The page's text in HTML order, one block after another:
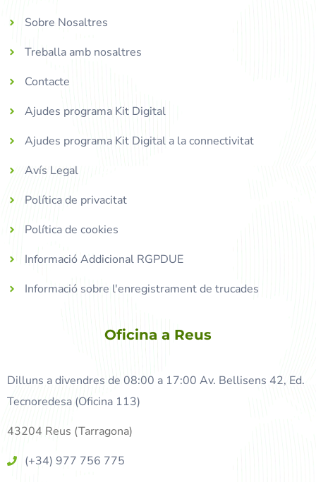
Sobre Nosaltres
Treballa amb nosaltres
Contacte
Ajudes programa Kit Digital
Ajudes programa Kit Digital a la connectivitat
Avís Legal
Política de privacitat
Política de cookies
Informació Addicional RGPDUE
Informació sobre l'enregistrament de trucades
Oficina a Reus
Dilluns a divendres de 08:00 a 17:00 Av. Bellisens 42, Ed.
Tecnoredesa (Oficina 113)
43204 Reus (Tarragona)
(+34) 977 756 775